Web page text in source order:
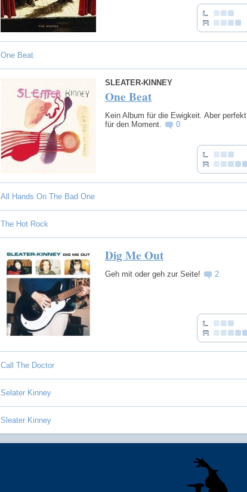
One Beat
SLEATER-KINNEY
One Beat
Kein Album für die Ewigkeit. Aber perfekt
für den Moment.
0
All Hands On The Bad One
The Hot Rock
Dig Me Out
Geh mit oder geh zur Seite! 2
Call The Doctor
Selater Kinney
Sleater Kinney